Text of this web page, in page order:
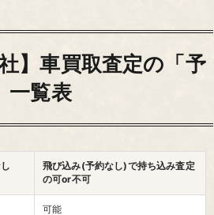
】車買取査定の「予
一覧表
飛び込み(予約なし)で持ち込み査定
の可or不可
可能